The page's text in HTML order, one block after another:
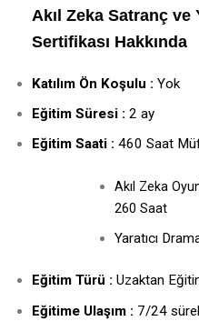
Akıl Zeka Satranç ve
Sertifikası Hakkında
Katılım Ön Koşulu : Yok
Eğitim Süresi : 2 ay
Eğitim Saati : 460 Saat
Akıl Zeka
260 Saat
Yaratıcı
Eğitim Türü : Uzaktan
Eğitime Ulaşım : 7/24